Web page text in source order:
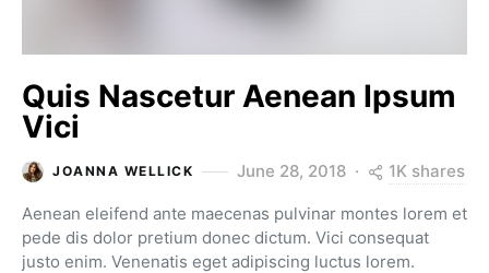
Quis Nascetur Aenean Ipsum
Vici
JOANNA WELLICK June 28, 2018 1K shares
Aenean eleifend ante maecenas pulvinar montes lorem et
pede dis dolor pretium donec dictum. Vici consequat
justo enim. Venenatis eget adipiscing luctus lorem.